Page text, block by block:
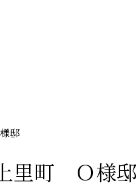
邸
里町 Ｏ様